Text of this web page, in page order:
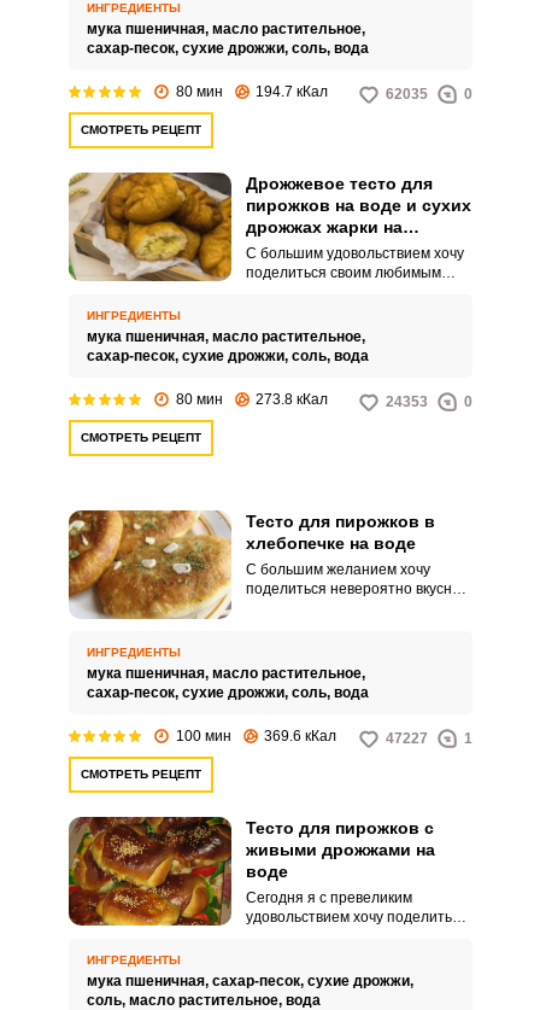
дрожжевого теста. Пирожки,
приготовленные на тесте с
дрожжей, получаются
необъяснимо аппетитными.
ИНГРЕДИЕНТЫ
мука пшеничная, масло растительное,
сахар-песок, сухие дрожжи, соль, вода
80 мин 194.7 кКал 62035 0
СМОТРЕТЬ РЕЦЕПТ
Дрожжевое тесто для
пирожков на воде и сухих
дрожжах жарки на
сковороде
С большим удовольствием хочу
поделиться своим любимым
приготовления пирожков.
Дрожжевое тесто на воде и
приготовлении и
использовании.
ИНГРЕДИЕНТЫ
мука пшеничная, масло растительное,
сахар-песок, сухие дрожжи, соль, вода
80 мин 273.8 кКал 24353 0
СМОТРЕТЬ РЕЦЕПТ
Тесто для пирожков в
хлебопечке на воде
С большим желанием хочу
поделиться невероятно вкусным
таким способом, обязательно
понравится вам, а выпечка из
него доставит вам
ИНГРЕДИЕНТЫ
мука пшеничная, масло растительное,
сахар-песок, сухие дрожжи, соль, вода
100 мин 369.6 кКал 47227 1
СМОТРЕТЬ РЕЦЕПТ
Тесто для пирожков с
живыми дрожжами на
воде
Сегодня я с превеликим
удовольствием хочу поделиться
воде с живыми дрожжами.
Многие любят домашнюю
ИНГРЕДИЕНТЫ
мука пшеничная, сахар-песок, сухие дрожжи,
соль, масло растительное, вода